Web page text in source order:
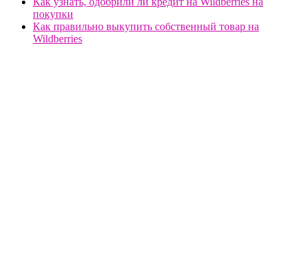
покупки
Как правильно выкупить собственный товар на
Wildberries